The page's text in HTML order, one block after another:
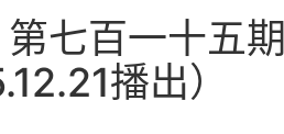
第七百一十五
播出）